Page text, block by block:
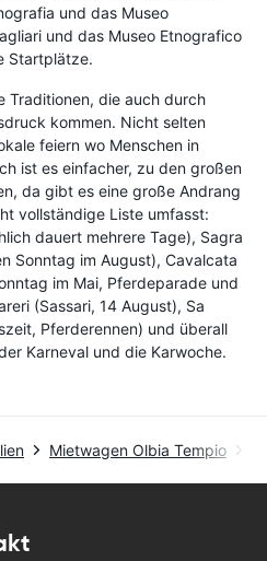
und das Museo
und das Museo Etnografico
Startplätze.
Traditionen, die auch durch
kommen. Nicht selten
feiern wo Menschen in
ist es einfacher, zu den großen
da gibt es eine große Andrang
vollständige Liste umfasst:
dauert mehrere Tage), Sagra
Sonntag im August), Cavalcata
im Mai, Pferdeparade und
(Sassari, 14 August), Sa
Pferderennen) und überall
Karneval und die Karwoche.
Mietwagen Olbia Tempio